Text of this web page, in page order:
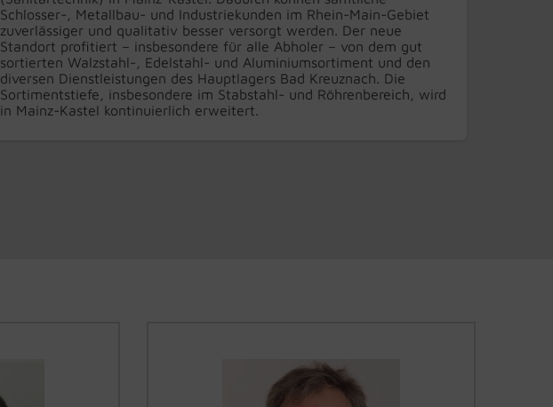
Schlosser-, Metallbau- und Industriekunden im Rhein-Main-Gebiet
zuverlässiger und qualitativ besser versorgt werden. Der neue
Standort profitiert – insbesondere für alle Abholer – von dem gut
sortierten Walzstahl-, Edelstahl- und Aluminiumsortiment und den
diversen Dienstleistungen des Hauptlagers Bad Kreuznach. Die
Sortimentstiefe, insbesondere im Stabstahl- und Röhrenbereich, wird
in Mainz-Kastel kontinuierlich erweitert.